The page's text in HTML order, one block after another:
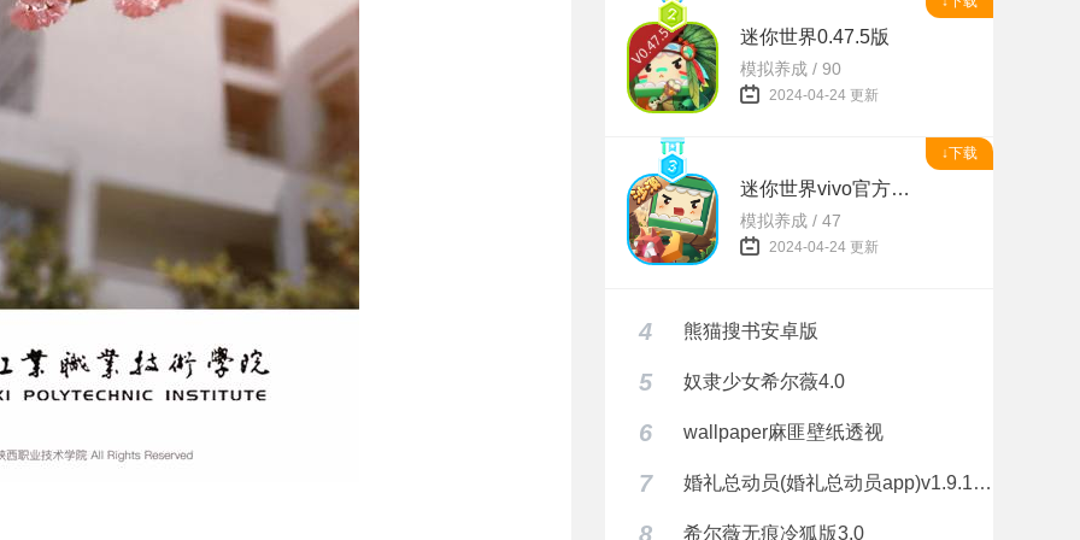
迷你世界0.47.5版
模拟养成 / 90
2024-04-24 更新
↓下载
迷你世界vivo官方正版
模拟养成 / 47
2024-04-24 更新
4 熊猫搜书安卓版
5 奴隶少女希尔薇4.0
6 wallpaper麻匪壁纸透视
7 婚礼总动员(婚礼总动员app)v1.9.1 安卓正式版
8 希尔薇无痕冷狐版3.0